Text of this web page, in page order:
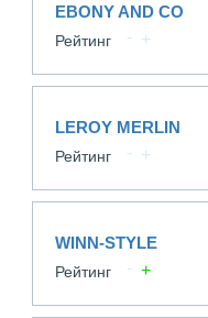
EBONY AND CO
Рейтинг
LEROY MERLIN
Рейтинг
WINN-STYLE
Рейтинг